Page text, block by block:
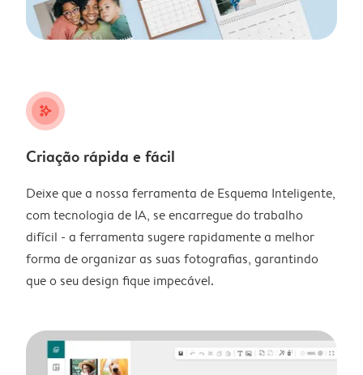
stars_plus
Criação rápida e fácil
Deixe que a nossa ferramenta de Esquema Inteligente,
com tecnologia de IA, se encarregue do trabalho
difícil - a ferramenta sugere rapidamente a melhor
forma de organizar as suas fotografias, garantindo
que o seu design fique impecável.